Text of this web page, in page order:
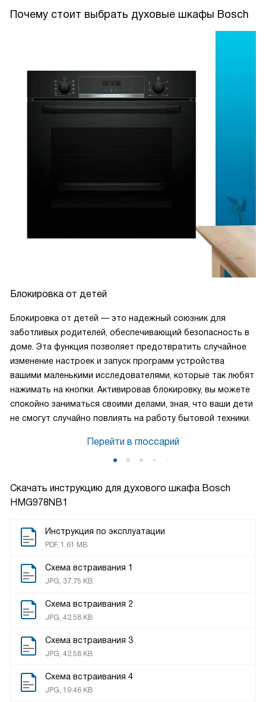
Скачать инструкцию для духового шкафа Bosch
HMG978NB1
Инструкция по эксплуатации
PDF, 1.61 MB
Схема встраивания 1
JPG, 37.75 KB
Схема встраивания 2
JPG, 42.58 KB
Схема встраивания 3
JPG, 42.58 KB
Схема встраивания 4
JPG, 19.46 KB
Почему стоит выбрать духовые шкафы Bosch
Блокировка от детей
Блокировка от детей — это надежный союзник для
заботливых родителей, обеспечивающий безопасность в
доме. Эта функция позволяет предотвратить случайное
изменение настроек и запуск программ устройства
вашими маленькими исследователями, которые так любят
нажимать на кнопки. Активировав блокировку, вы можете
спокойно заниматься своими делами, зная, что ваши дети
не смогут случайно повлиять на работу бытовой техники.
Перейти в глоссарий